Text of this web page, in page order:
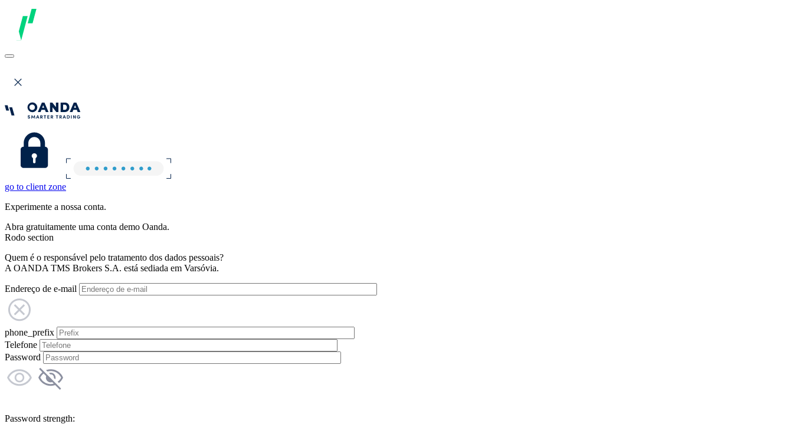
go to client zone
Experimente a nossa conta.
Abra gratuitamente uma conta demo Oanda.
Rodo section
Quem é o responsável pelo tratamento dos dados pessoais?
A OANDA TMS Brokers S.A. está sediada em Varsóvia.
Endereço de e-mail
phone_prefix
Telefone
Password
Password strength: